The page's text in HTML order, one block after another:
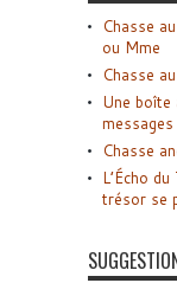
Chasse
ou Mme
Chasse
Une
Chasse
L’Écho
trésor se